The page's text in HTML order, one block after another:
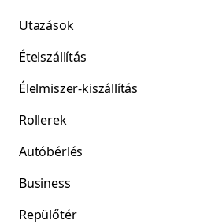
Utazások
Ételszállítás
Élelmiszer-kiszállítás
Rollerek
Autóbérlés
Business
Repülőtér